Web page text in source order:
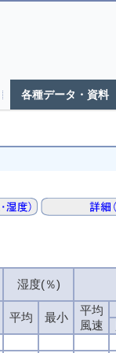
各種データ・資料
湿度(％)
平均 最小
平均
風速
湿度(％)
平均 最小
平均
風速
湿度(％)
平均 最小
平均
風速
湿度(％)
平均 最小
平均
風速